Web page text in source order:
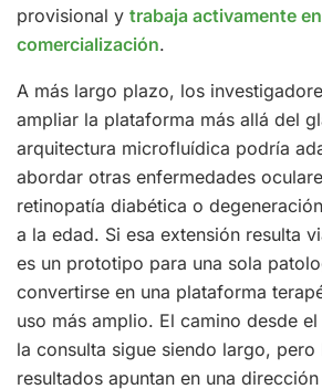
provisional y trabaja activamente
comercialización.
A más largo plazo, los
ampliar la plataforma más allá del
arquitectura microfluídica podría
abordar otras enfermedades
retinopatía diabética o
a la edad. Si esa extensión resulta
es un prototipo para una sola
convertirse en una plataforma
uso más amplio. El camino desde
la consulta sigue siendo largo,
resultados apuntan en una